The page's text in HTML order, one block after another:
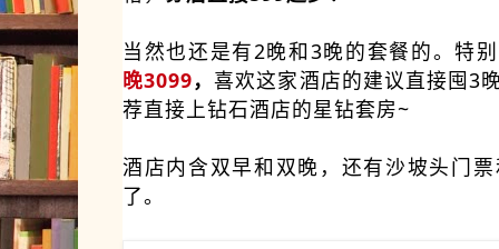
当然也还是有2晚和3晚的套餐的。特
晚3099，喜欢这家酒店的建议直接囤3
荐直接上钻石酒店的星钻套房~
酒店内含双早和双晚，还有沙坡头门
了。